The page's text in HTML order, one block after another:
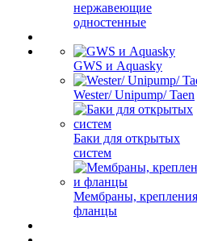
нержавеющие
одностенные
GWS и Aquasky
Wester/ Unipump/ Taen
Баки для открытых
систем
Мембраны,
фланцы